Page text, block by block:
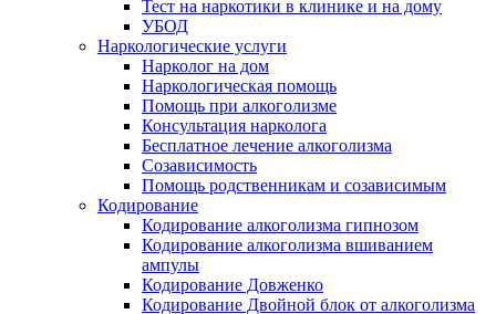
Тест на наркотики в клинике и на дому
УБОД
Наркологические услуги
Нарколог на дом
Наркологическая помощь
Помощь при алкоголизме
Консультация нарколога
Бесплатное лечение алкоголизма
Созависимость
Помощь родственникам и созависимым
Кодирование
Кодирование алкоголизма гипнозом
Кодирование алкоголизма вшиванием
ампулы
Кодирование Довженко
Кодирование Двойной блок от алкоголизма